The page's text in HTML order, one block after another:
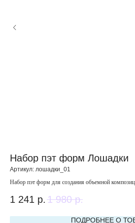
Набор пэт форм Лошадки
Артикул: лошадки_01
Набор пэт форм для создания объемной
1 241 р. 1 980 р.
ПОДРОБНЕЕ О